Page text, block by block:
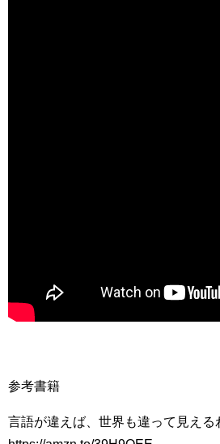
参考書籍
言語が違えば、世界も違って見える